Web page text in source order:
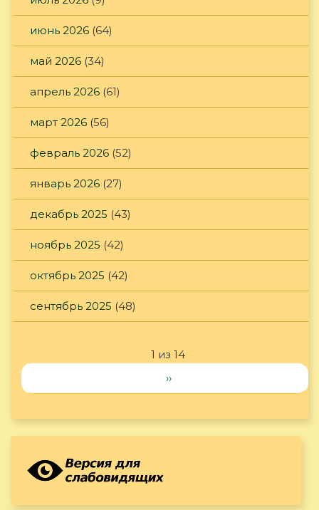
июнь 2026 (64)
май 2026 (34)
апрель 2026 (61)
март 2026 (56)
февраль 2026 (52)
январь 2026 (27)
декабрь 2025 (43)
ноябрь 2025 (42)
октябрь 2025 (42)
сентябрь 2025 (48)
1 из 14
››